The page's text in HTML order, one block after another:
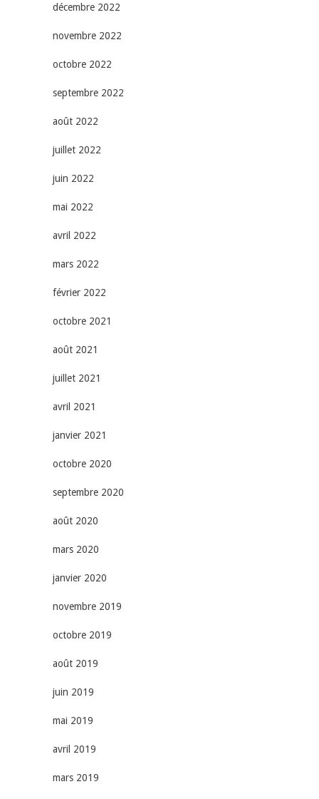
décembre 2022
novembre 2022
octobre 2022
septembre 2022
août 2022
juillet 2022
juin 2022
mai 2022
avril 2022
mars 2022
février 2022
octobre 2021
août 2021
juillet 2021
avril 2021
janvier 2021
octobre 2020
septembre 2020
août 2020
mars 2020
janvier 2020
novembre 2019
octobre 2019
août 2019
juin 2019
mai 2019
avril 2019
mars 2019